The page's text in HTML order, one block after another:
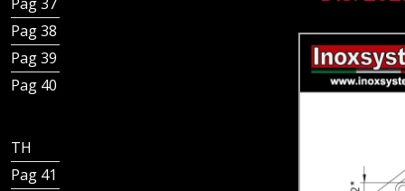
Pag 38 - Canali Italia IDrain scarico sifonato
Pag 39 - Canali Italia IDrain scarico non sifonato
Pag 40 - Inoxsystem® certificata
TH - Inoxsystem® Total Hygienic
Pag 41 - Inoxsystem Total Hygienic